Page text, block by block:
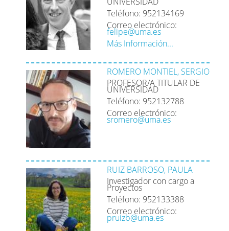
Teléfono: 952134169
Correo electrónico:
felipe@uma.es
Más Información...
ROMERO MONTIEL, SERGIO
PROFESOR/A TITULAR DE
UNIVERSIDAD
Teléfono: 952132788
Correo electrónico:
sromero@uma.es
RUIZ BARROSO, PAULA
Investigador con cargo a
Proyectos
Teléfono: 952133388
Correo electrónico:
pruizb@uma.es